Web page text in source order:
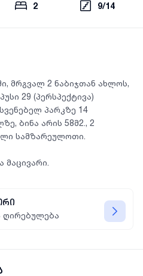
2 9/14
მრგვალ 2 ნაბიჯთან ახლოს,
29 (პერსპექტივა)
პარკზე 14
ბინა არის 58მ2., 2
სამზარეულოთი.
მაცივარი.
ღირებულება